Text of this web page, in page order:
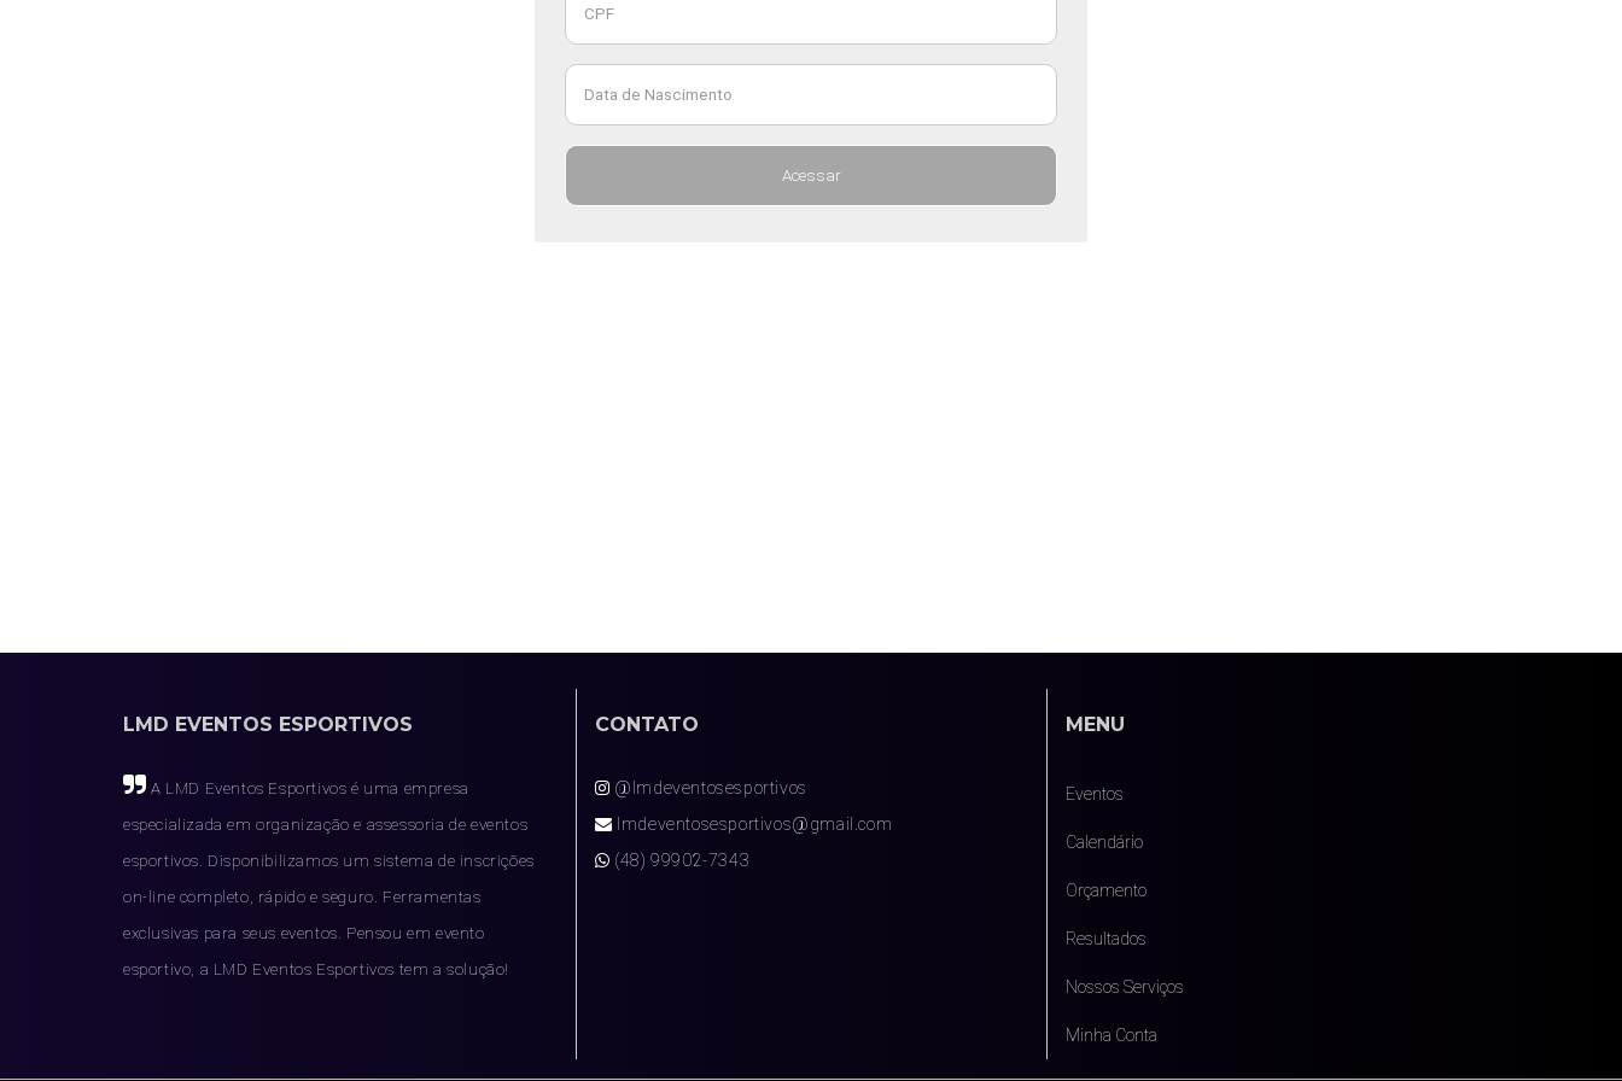
Acessar
LMD EVENTOS ESPORTIVOS
A LMD Eventos Esportivos é uma empresa
especializada em organização e assessoria de eventos
esportivos. Disponibilizamos um sistema de inscrições
on-line completo, rápido e seguro. Ferramentas
exclusivas para seus eventos. Pensou em evento
esportivo, a LMD Eventos Esportivos tem a solução!
CONTATO
@lmdeventosesportivos
lmdeventosesportivos@gmail.com
(48) 99902-7343
MENU
Eventos
Calendário
Orçamento
Resultados
Nossos Serviços
Minha Conta